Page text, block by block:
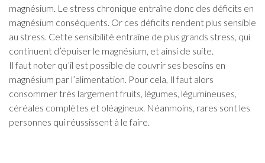
magnésium. Le stress chronique entraîne donc des déficits en
magnésium conséquents. Or ces déficits rendent plus sensible
au stress. Cette sensibilité entraîne de plus grands stress, qui
continuent d’épuiser le magnésium, et ainsi de suite.
Il faut noter qu’il est possible de couvrir ses besoins en
magnésium par l’alimentation. Pour cela, Il faut alors
consommer très largement fruits, légumes, légumineuses,
céréales complètes et oléagineux. Néanmoins, rares sont les
personnes qui réussissent à le faire.